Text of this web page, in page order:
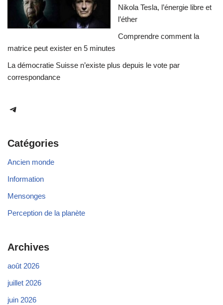
Nikola Tesla, l’énergie libre et
l’éther
Comprendre comment la
matrice peut exister en 5 minutes
La démocratie Suisse n’existe plus depuis le vote par
correspondance
Catégories
Ancien monde
Information
Mensonges
Perception de la planète
Archives
août 2026
juillet 2026
juin 2026